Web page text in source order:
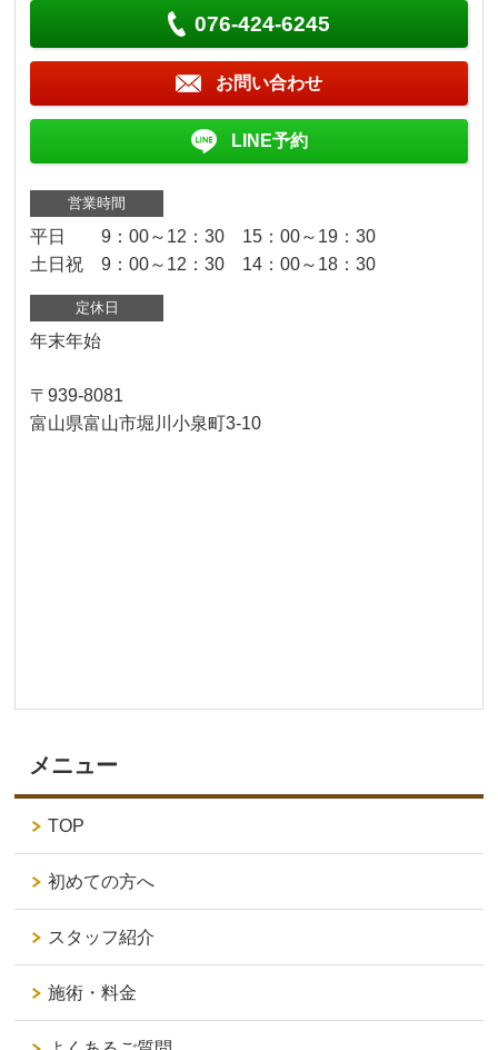
076-424-6245
お問い合わせ
LINE予約
営業時間
平日 9：00～12：30 15：00～19：30
土日祝 9：00～12：30 14：00～18：30
定休日
年末年始
〒939-8081
富山県富山市堀川小泉町3-10
メニュー
TOP
初めての方へ
スタッフ紹介
施術・料金